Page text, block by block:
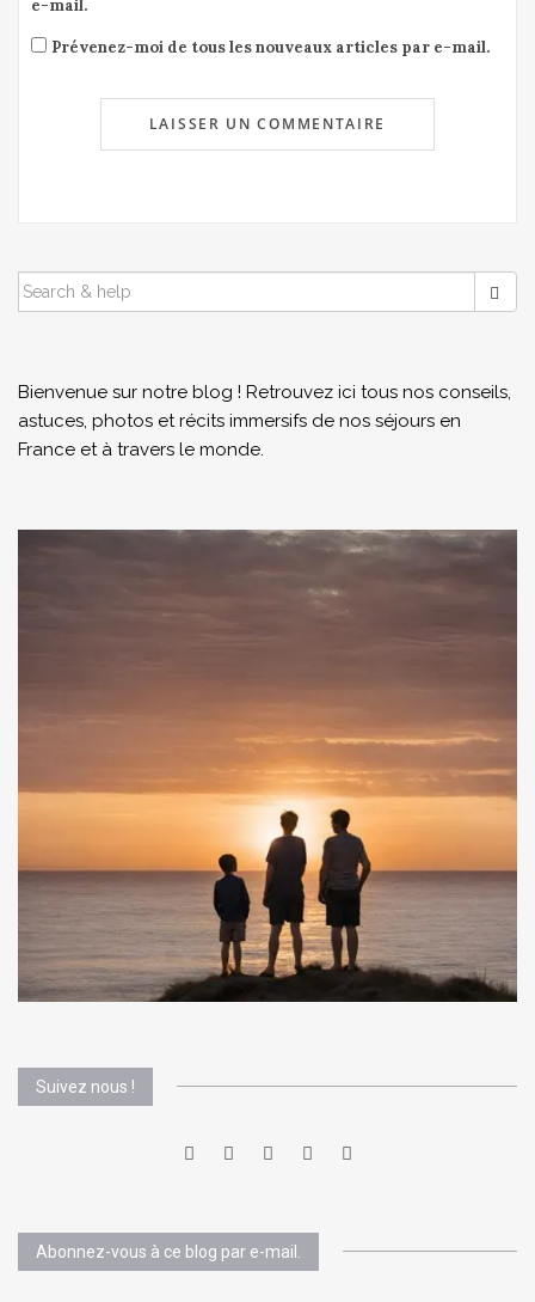
e-mail.
Prévenez-moi de tous les nouveaux articles par e-mail.
SEARCH
FOR:
Bienvenue sur notre blog ! Retrouvez ici tous nos conseils,
astuces, photos et récits immersifs de nos séjours en
France et à travers le monde.
Suivez nous !
Abonnez-vous à ce blog par e-mail.